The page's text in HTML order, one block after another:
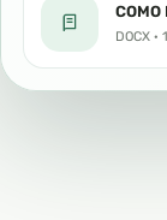
DOCX ·